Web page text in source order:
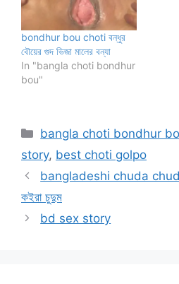
bondhur bou choti বন্ধুর
বৌয়ের গুদ ভিজা মালের বন্যা
In "bangla choti bondhur
bou"
Categories
bangla choti bondhur
story, best choti golpo
bangladeshi chuda chudi
কইরা চুদুম
bd sex story